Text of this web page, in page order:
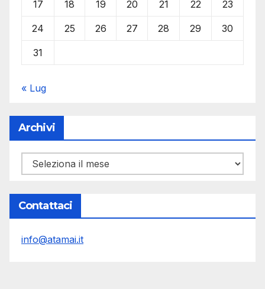
17 18 19 20 21 22 23
24 25 26 27 28 29 30
31
« Lug
Archivi
Archivi
Contattaci
info@atamai.it